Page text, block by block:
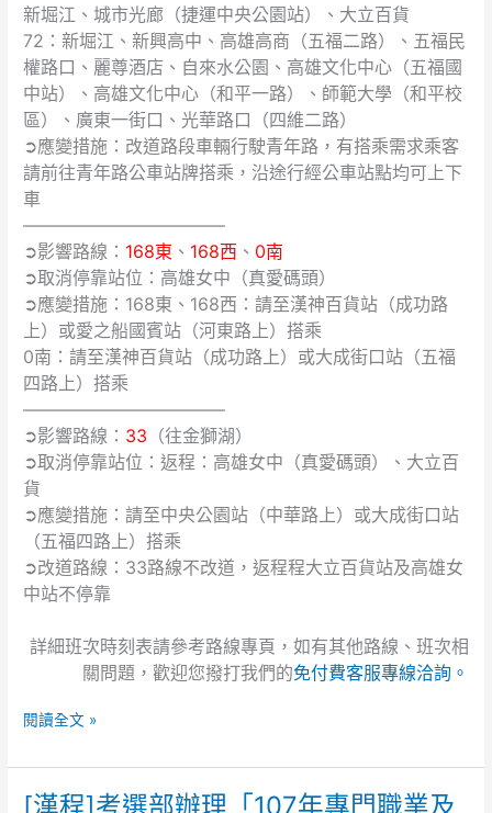
新堀江、城市光廊（捷運中央公園站）、大立百貨
72：新堀江、新興高中、高雄高商（五福二路）、五福民
權路口、麗尊酒店、自來水公園、高雄文化中心（五福國
中站）、高雄文化中心（和平一路）、師範大學（和平校
區）、廣東一街口、光華路口（四維二路）
➲應變措施：改道路段車輛行駛青年路，有搭乘需求乘客
請前往青年路公車站牌搭乘，沿途行經公車站點均可上下
車
———————————–
➲影響路線： 168東 、 168西 、 0南
➲取消停靠站位：高雄女中（真愛碼頭）
➲應變措施：168東、168西：請至漢神百貨站（成功路
上）或愛之船國賓站（河東路上）搭乘
0南：請至漢神百貨站（成功路上）或大成街口站（五福
四路上）搭乘
———————————–
➲影響路線： 33 （往金獅湖）
➲取消停靠站位：返程：高雄女中（真愛碼頭）、大立百
貨
➲應變措施：請至中央公園站（中華路上）或大成街口站
（五福四路上）搭乘
➲改道路線：33路線不改道，返程程大立百貨站及高雄女
中站不停靠
詳細班次時刻表請參考路線專頁，如有其他路線、班次相
關問題，歡迎您撥打我們的免付費客服專線洽詢。
閱讀全文 »
[漢程]考選部辦理「107年專門職業及
[漢